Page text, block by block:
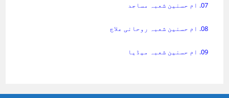
07. ام حسنین شعبہ مساجد
08. ام حسنین شعبہ روحانی علاج
09. ام حسنین شعبہ میڈیا